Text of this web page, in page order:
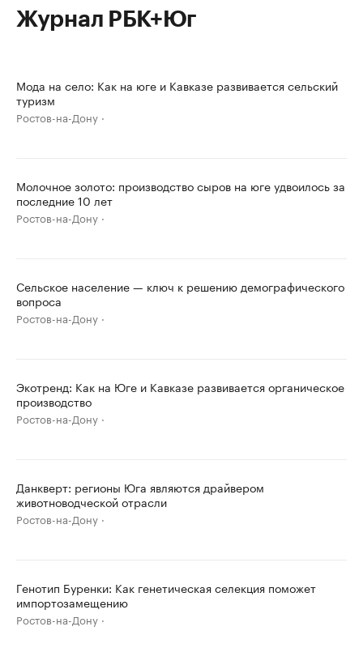
Журнал РБК+Юг
Мода на село: Как на юге и Кавказе развивается сельский
туризм
Ростов-на-Дону
Молочное золото: производство сыров на юге удвоилось за
последние 10 лет
Ростов-на-Дону
Сельское население — ключ к решению демографического
вопроса
Ростов-на-Дону
Экотренд: Как на Юге и Кавказе развивается органическое
производство
Ростов-на-Дону
Данкверт: регионы Юга являются драйвером
животноводческой отрасли
Ростов-на-Дону
Генотип Буренки: Как генетическая селекция поможет
импортозамещению
Ростов-на-Дону